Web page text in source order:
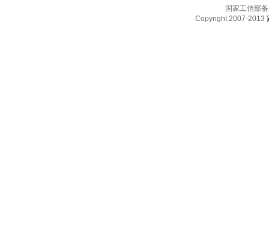
国家工信部
Copyright 2007-2013